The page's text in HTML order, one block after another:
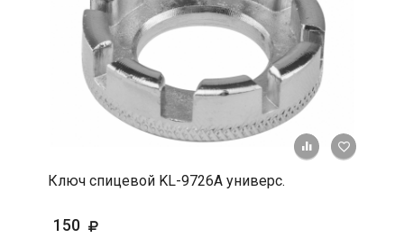
+ К
Ключ спицевой KL-9726A универс.
150